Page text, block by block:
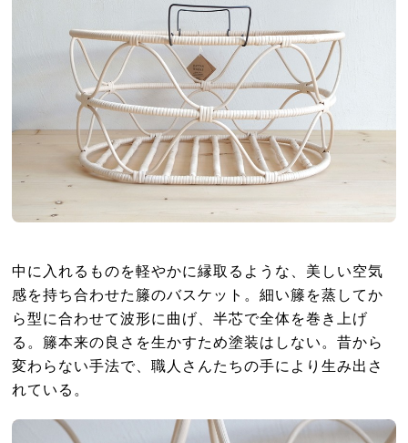
中に入れるものを軽やかに縁取るような、美しい空気
感を持ち合わせた籐のバスケット。細い籐を蒸してか
ら型に合わせて波形に曲げ、半芯で全体を巻き上げ
る。籐本来の良さを生かすため塗装はしない。昔から
変わらない手法で、職人さんたちの手により生み出さ
れている。